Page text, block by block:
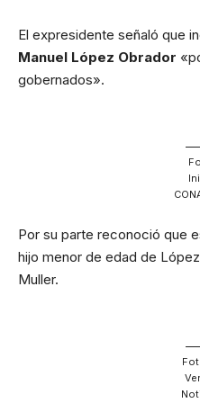
El expresidente señaló que
Manuel López Obrador
gobernados».
Por su parte reconoció que
hijo menor de edad de
Muller.